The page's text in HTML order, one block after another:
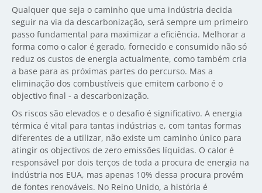
Qualquer que seja o caminho que uma indústria decida
seguir na via da descarbonização, será sempre um primeiro
passo fundamental para maximizar a eficiência. Melhorar a
forma como o calor é gerado, fornecido e consumido não só
reduz os custos de energia actualmente, como também cria
a base para as próximas partes do percurso. Mas a
eliminação dos combustíveis que emitem carbono é o
objectivo final - a descarbonização.
Os riscos são elevados e o desafio é significativo. A energia
térmica é vital para tantas indústrias e, com tantas formas
diferentes de a utilizar, não existe um caminho único para
atingir os objectivos de zero emissões líquidas. O calor é
responsável por dois terços de toda a procura de energia na
indústria nos EUA, mas apenas 10% dessa procura provém
de fontes renováveis. No Reino Unido, a história é